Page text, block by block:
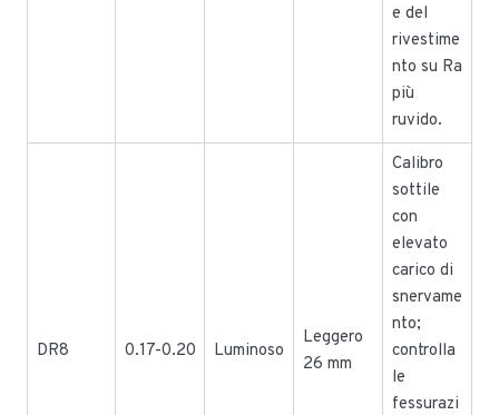
e del
rivestime
nto su Ra
più
ruvido.
DR8 0.17-0.20 Luminoso
Leggero
26 mm
Calibro
sottile
con
elevato
carico di
snervame
nto;
controlla
le
fessurazi